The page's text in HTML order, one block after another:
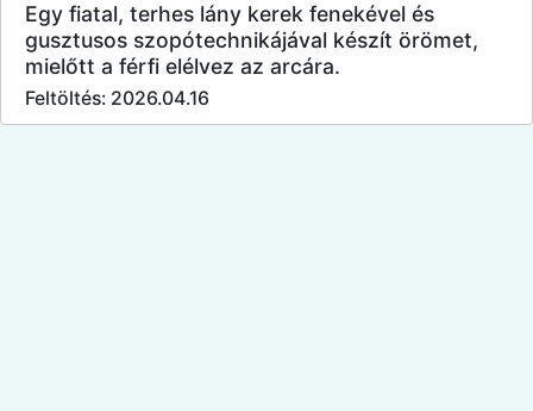
Egy fiatal, terhes lány kerek fenekével és
gusztusos szopótechnikájával készít örömet,
mielőtt a férfi elélvez az arcára.
Feltöltés: 2026.04.16